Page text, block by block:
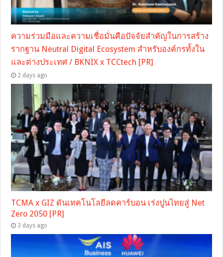
ความร่วมมือและความเชื่อมั่นคือปัจจัยสำคัญในการสร้าง
รากฐาน Neutral Digital Ecosystem สำหรับองค์กรทั้งใน
และต่างประเทศ / BKNIX x TCCtech [PR]
2 days ago
TCMA x GIZ ดันเทคโนโลยีลดคาร์บอน เร่งปูนไทยสู่ Net
Zero 2050 [PR]
3 days ago